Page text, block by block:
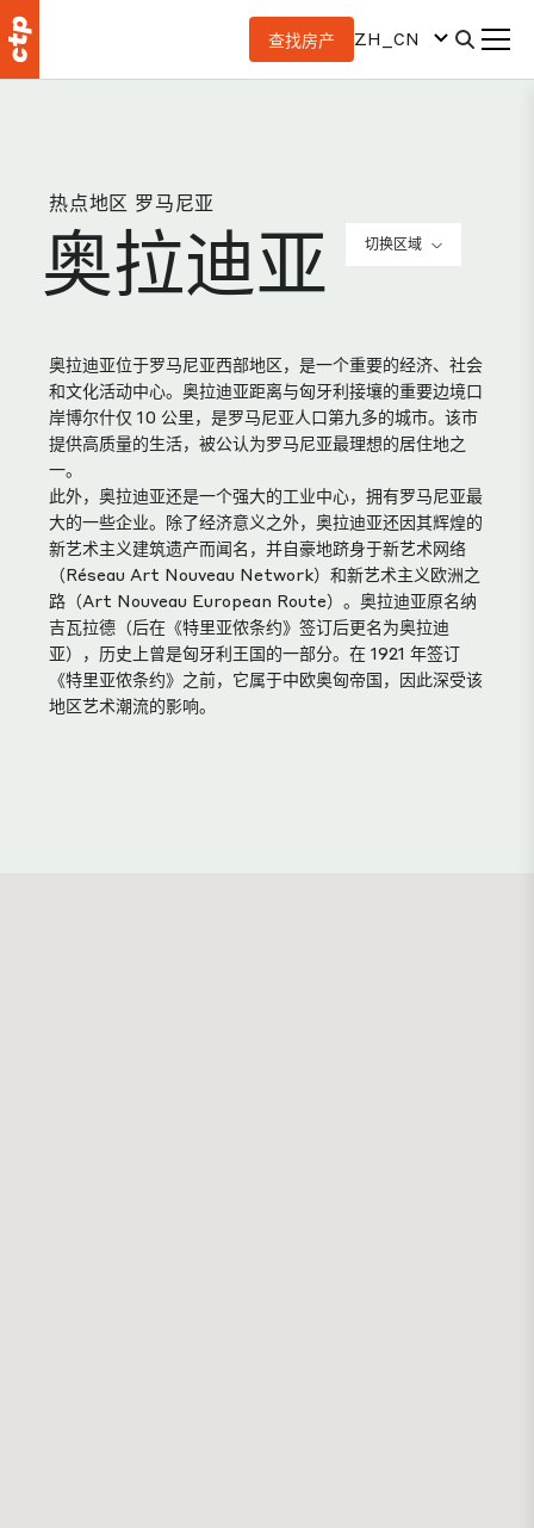
查找房产 ZH_CN
热点地区 罗马尼亚
奥拉迪亚 切换区域
奥拉迪亚位于罗马尼亚西部地区，是一个重要的经济、社会
和文化活动中心。奥拉迪亚距离与匈牙利接壤的重要边境口
岸博尔什仅 10 公里，是罗马尼亚人口第九多的城市。该市
提供高质量的生活，被公认为罗马尼亚最理想的居住地之
一。
此外，奥拉迪亚还是一个强大的工业中心，拥有罗马尼亚最
大的一些企业。除了经济意义之外，奥拉迪亚还因其辉煌的
新艺术主义建筑遗产而闻名，并自豪地跻身于新艺术网络
（Réseau Art Nouveau Network）和新艺术主义欧洲之
路（Art Nouveau European Route）。奥拉迪亚原名纳
吉瓦拉德（后在《特里亚侬条约》签订后更名为奥拉迪
亚），历史上曾是匈牙利王国的一部分。在 1921 年签订
《特里亚侬条约》之前，它属于中欧奥匈帝国，因此深受该
地区艺术潮流的影响。